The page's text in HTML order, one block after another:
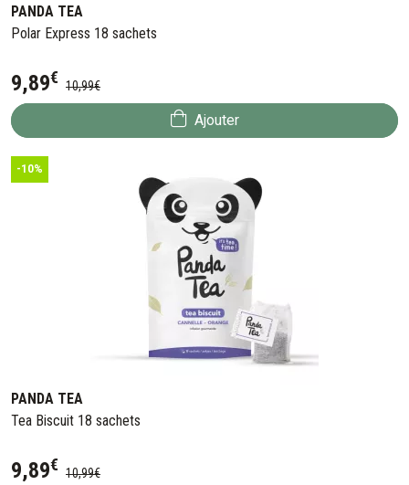
PANDA TEA
Polar Express 18 sachets
9,89€ 10,99€
Ajouter
-10%
PANDA TEA
Tea Biscuit 18 sachets
9,89€ 10,99€